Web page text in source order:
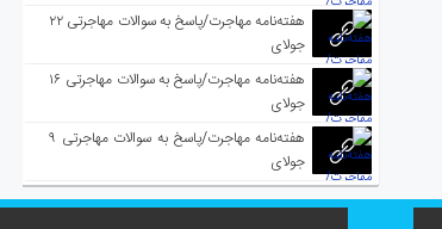
هفته‌نامه مهاجرت/پاسخ به سوالات مهاجرتی ۲۲
جولای
هفته‌نامه مهاجرت/پاسخ به سوالات مهاجرتی ۱۶
جولای
هفته‌نامه مهاجرت/پاسخ به سوالات مهاجرتی ۹
جولای